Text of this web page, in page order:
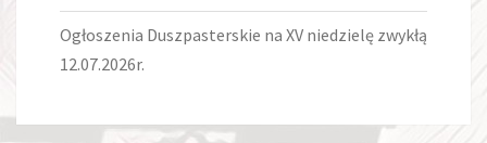
Ogłoszenia Duszpasterskie na XV niedzielę zwykłą
12.07.2026r.